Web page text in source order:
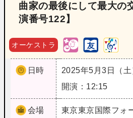
曲家の最後にして最大の
演番号122】
オーケストラ
日時
2025年5月3日（土
開演：12:15
会場 東京東京国際フォ